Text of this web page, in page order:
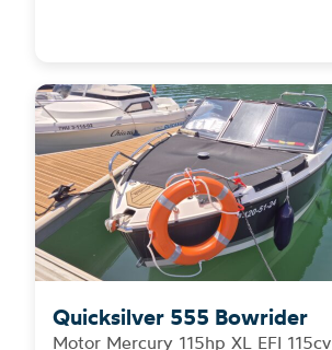
Quicksilver 555 Bowrider
Motor Mercury 115hp XL EFI 115cv